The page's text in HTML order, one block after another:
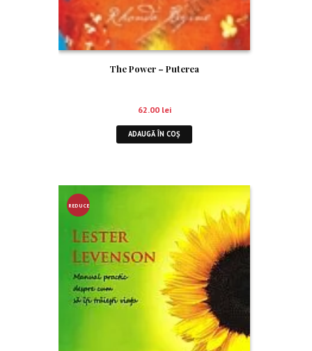
The Power – Puterea
62.00 lei
ADAUGĂ ÎN COȘ
REDUCE